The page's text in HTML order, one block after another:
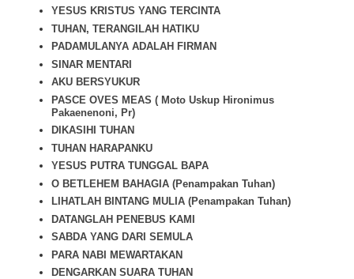
YESUS KRISTUS YANG TERCINTA
TUHAN, TERANGILAH HATIKU
PADAMULANYA ADALAH FIRMAN
SINAR MENTARI
AKU BERSYUKUR
PASCE OVES MEAS ( Moto Uskup Hironimus
Pakaenenoni, Pr)
DIKASIHI TUHAN
TUHAN HARAPANKU
YESUS PUTRA TUNGGAL BAPA
O BETLEHEM BAHAGIA (Penampakan Tuhan)
LIHATLAH BINTANG MULIA (Penampakan Tuhan)
DATANGLAH PENEBUS KAMI
SABDA YANG DARI SEMULA
PARA NABI MEWARTAKAN
DENGARKAN SUARA TUHAN